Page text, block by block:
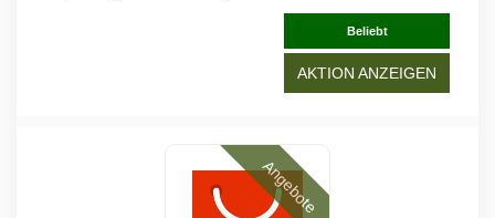
Beliebt
AKTION ANZEIGEN
Angebote